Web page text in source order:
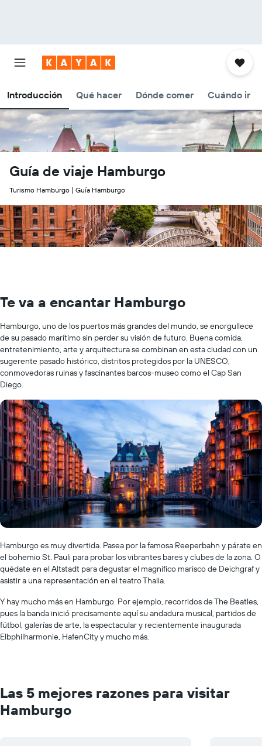
Introducción Qué hacer Dónde comer Cuándo ir
Guía de viaje Hamburgo
Turismo Hamburgo | Guía Hamburgo
Te va a encantar Hamburgo
Hamburgo, uno de los puertos más grandes del mundo, se enorgullece
de su pasado marítimo sin perder su visión de futuro. Buena comida,
entretenimiento, arte y arquitectura se combinan en esta ciudad con un
sugerente pasado histórico, distritos protegidos por la UNESCO,
conmovedoras ruinas y fascinantes barcos-museo como el Cap San
Diego.
Hamburgo es muy divertida. Pasea por la famosa Reeperbahn y párate en
el bohemio St. Pauli para probar los vibrantes bares y clubes de la zona. O
quédate en el Altstadt para degustar el magnífico marisco de Deichgraf y
asistir a una representación en el teatro Thalia.
Y hay mucho más en Hamburgo. Por ejemplo, recorridos de The Beatles,
pues la banda inició precisamente aquí su andadura musical, partidos de
fútbol, ​​galerías de arte, la espectacular y recientemente inaugurada
Elbphilharmonie, HafenCity y mucho más.
Las 5 mejores razones para visitar
Hamburgo